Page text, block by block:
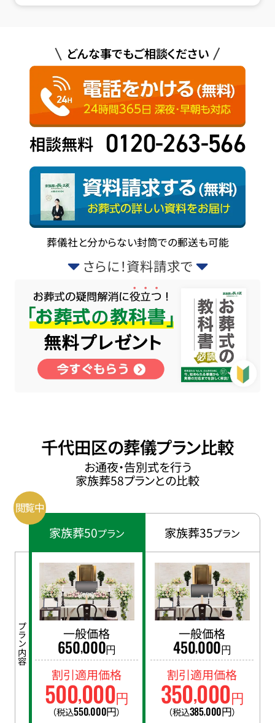
どんな事でもご相談ください
相談無料 0120-263-566
葬儀社と分からない封筒での郵送も可能
さらに！資料請求で
千代田区の葬儀プラン比較
お通夜・告別式を行う
家族葬58プランとの比較
プラン内容
家族葬50プラン
一般価格
650,000円
割引適用価格
500,000円
（税込550,000円）
家族葬35プラン
一般価格
450,000円
割引適用価格
350,000円
（税込385,000円）